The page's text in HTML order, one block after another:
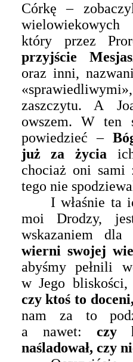
Córkę –
który przez
przyjście
oraz inni,
«sprawiedliwymi»
zaszczytu. A
owszem. W ten
powiedzieć –
już za życia
chociaż oni sami
tego nie
I właśnie ta
moi Drodzy,
wskazaniem
wierni swojej
abyśmy pełnili
w Jego
czy ktoś to
nam za to
a nawet: czy
naśladował, czy